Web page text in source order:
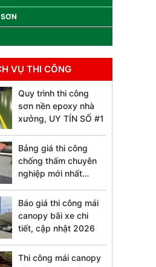
VỤ THI CÔNG
Quy trình thi công
sơn nền epoxy nhà
xưởng, UY TÍN SỐ #1
Bảng giá thi công
chống thấm chuyên
nghiệp mới nhất
Báo giá thi công mái
canopy bãi xe chi
tiết, cập nhật 2026
Thi công mái canopy